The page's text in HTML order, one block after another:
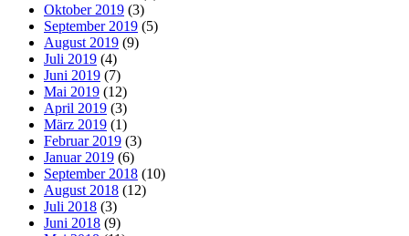
Oktober 2019 (3)
September 2019 (5)
August 2019 (9)
Juli 2019 (4)
Juni 2019 (7)
Mai 2019 (12)
April 2019 (3)
März 2019 (1)
Februar 2019 (3)
Januar 2019 (6)
September 2018 (10)
August 2018 (12)
Juli 2018 (3)
Juni 2018 (9)